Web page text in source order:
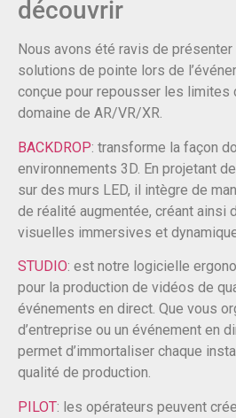
découvrir
Nous avons été ravis de
solutions de pointe lors de
conçue pour repousser les limites
domaine de AR/VR/XR.
BACKDROP: transforme la façon
environnements 3D. En projetant
sur des murs LED, il intègre de
de réalité augmentée, créant ainsi
visuelles immersives et
STUDIO: est notre logicielle
pour la production de vidéos de
événements en direct. Que vous
d’entreprise ou un événement en
permet d’immortaliser chaque
qualité de production.
PILOT: les opérateurs peuvent